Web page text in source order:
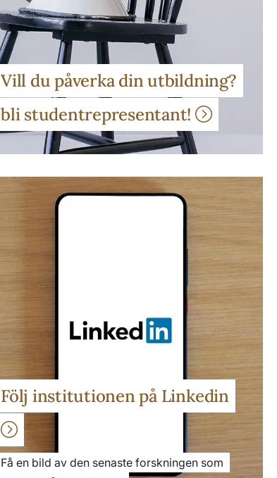
Vill du påverka din utbildning?
bli studentrepresentant!
Följ institutionen på Linkedin
Få en bild av den senaste forskningen som